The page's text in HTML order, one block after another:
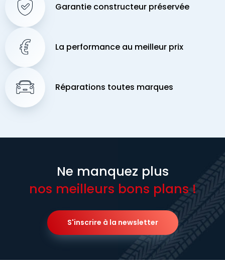
Garantie constructeur préservée
La performance au meilleur prix
Réparations toutes marques
Ne manquez plus
nos meilleurs bons plans !
S'inscrire à la newsletter